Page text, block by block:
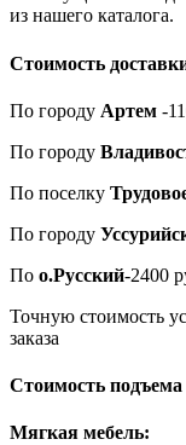
из нашего каталога.
Стоимость
По городу Артем -
По городу
По поселку
По городу
По о.Русский-2400
Точную стоимость
заказа
Стоимость
Мягкая мебель: